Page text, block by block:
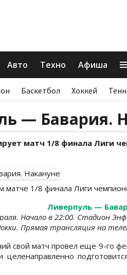
Авто Техно Афиша
Баскетбол Хоккей
— Бавария.
матч 1/8 финала Лиги
матче 1/8 финала Лиги
Ливерпуль —
Начало в 22:00. Стадион
Прямая трансляция на
свой матч провел еще 9-го
целенаправленно